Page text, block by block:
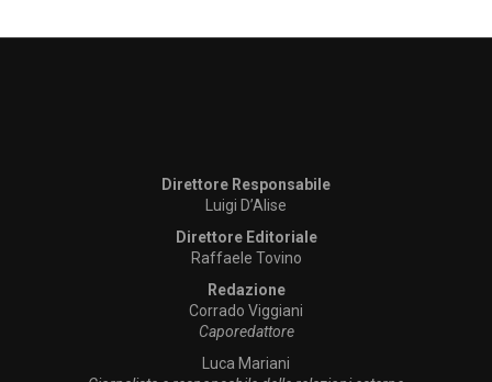
Direttore Responsabile
Luigi D’Alise
Direttore Editoriale
Raffaele Tovino
Redazione
Corrado Viggiani
Caporedattore
Luca Mariani